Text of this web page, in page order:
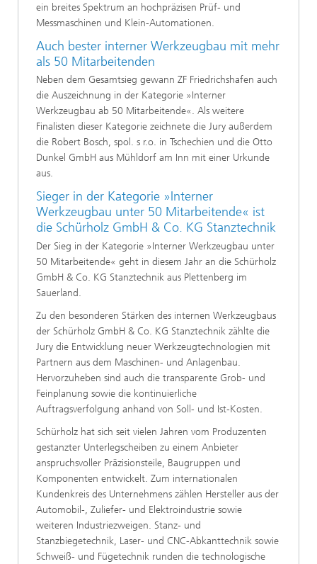
ein breites Spektrum an hochpräzisen Prüf- und
Messmaschinen und Klein-Automationen.
Auch bester interner Werkzeugbau mit mehr
als 50 Mitarbeitenden
Neben dem Gesamtsieg gewann ZF Friedrichshafen auch
die Auszeichnung in der Kategorie »Interner
Werkzeugbau ab 50 Mitarbeitende«. Als weitere
Finalisten dieser Kategorie zeichnete die Jury außerdem
die Robert Bosch, spol. s r.o. in Tschechien und die Otto
Dunkel GmbH aus Mühldorf am Inn mit einer Urkunde
aus.
Sieger in der Kategorie »Interner
Werkzeugbau unter 50 Mitarbeitende« ist
die Schürholz GmbH & Co. KG Stanztechnik
Der Sieg in der Kategorie »Interner Werkzeugbau unter
50 Mitarbeitende« geht in diesem Jahr an die Schürholz
GmbH & Co. KG Stanztechnik aus Plettenberg im
Sauerland.
Zu den besonderen Stärken des internen Werkzeugbaus
der Schürholz GmbH & Co. KG Stanztechnik zählte die
Jury die Entwicklung neuer Werkzeugtechnologien mit
Partnern aus dem Maschinen- und Anlagenbau.
Hervorzuheben sind auch die transparente Grob- und
Feinplanung sowie die kontinuierliche
Auftragsverfolgung anhand von Soll- und Ist-Kosten.
Schürholz hat sich seit vielen Jahren vom Produzenten
gestanzter Unterlegscheiben zu einem Anbieter
anspruchsvoller Präzisionsteile, Baugruppen und
Komponenten entwickelt. Zum internationalen
Kundenkreis des Unternehmens zählen Hersteller aus der
Automobil-, Zuliefer- und Elektroindustrie sowie
weiteren Industriezweigen. Stanz- und
Stanzbiegetechnik, Laser- und CNC-Abkanttechnik sowie
Schweiß- und Fügetechnik runden die technologische